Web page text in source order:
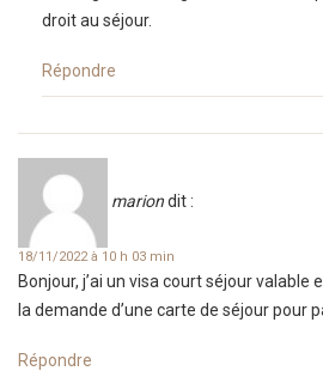
droit au séjour.
Répondre
mariondit :
18/11/2022 à 10 h 03 min
Bonjour, j’ai un visa court séjour valable
la demande d’une carte de séjour pour
Répondre